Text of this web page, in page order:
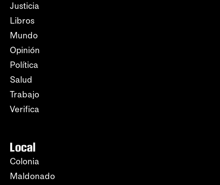
Justicia
Libros
Mundo
Opinión
Política
Salud
Trabajo
Verifica
Local
Colonia
Maldonado